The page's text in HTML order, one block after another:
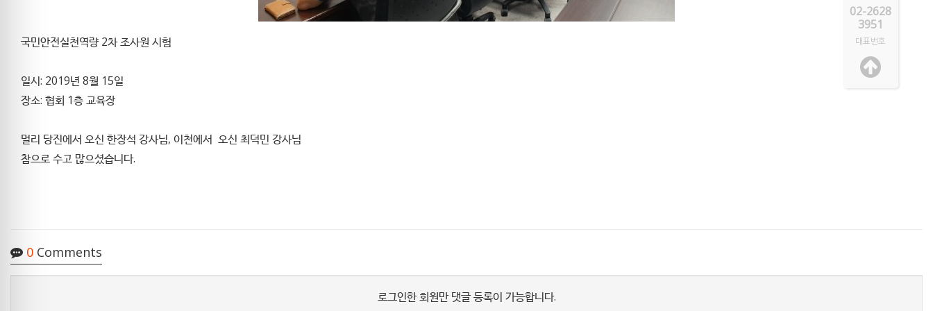
국민안전실천역량 2차 조사원 시험
일시: 2019년 8월 15일
장소: 협회 1층 교육장
멀리 당진에서 오신 한장석 강사님, 이천에서 오신 최덕민 강사님
참으로 수고 많으셨습니다.
0 Comments
로그인한 회원만 댓글 등록이 가능합니다.
02-2628
3951
대표번호